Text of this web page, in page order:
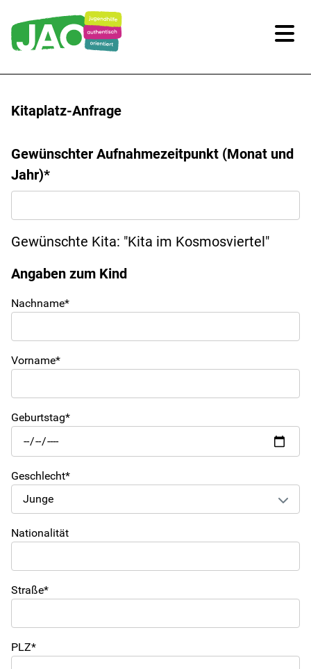
Kitas im Überblick
Kitaplatz-Anfrage
Unsere Arbeit
Unsere Qualität
Digitale Bildung
Für Familien
Freiwilligendienste
Berufliche Orientierung
Lerntherapie
Kitaplatz-Anfrage
Gewünschter Aufnahmezeitpunkt (Monat und
Jahr)*
Gewünschte Kita: "Kita im Kosmosviertel"
Angaben zum Kind
Nachname*
Vorname*
Geburtstag*
Geschlecht*
Nationalität
Straße*
PLZ*